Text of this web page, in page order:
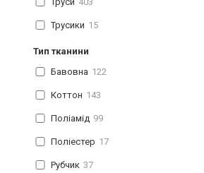
Трусики 15
Тип тканини
Бавовна 122
Коттон 143
Поліамід 99
Поліестер 17
Рубчик 37